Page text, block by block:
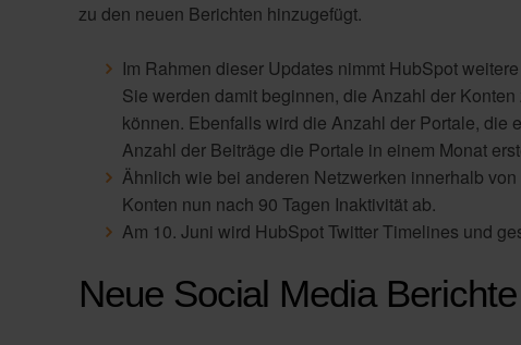
zu den neuen Berichten hinzugefügt.
Im Rahmen dieser Updates nimmt HubSpot
Sie werden damit beginnen, die Anzahl der
können. Ebenfalls wird die Anzahl der Portale,
Anzahl der Beiträge die Portale in einem Monat
Ähnlich wie bei anderen Netzwerken innerhalb
Konten nun nach 90 Tagen Inaktivität ab.
Am 10. Juni wird HubSpot Twitter Timelines und
Neue Social Media Berichte